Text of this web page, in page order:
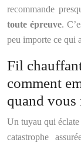
recommande
toute épreuve.
peu importe ce qui
Fil
comment
quand vous
Un tuyau qui éclate
catastrophe